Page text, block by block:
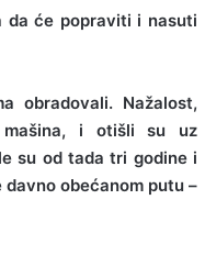
da će popraviti i nasuti
obradovali. Nažalost,
i otišli su uz
su od tada tri godine i
davno obećanom putu –